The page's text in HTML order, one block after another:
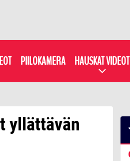
PIILOKAMERA HAUSKAT VIDEOT
yllättävän